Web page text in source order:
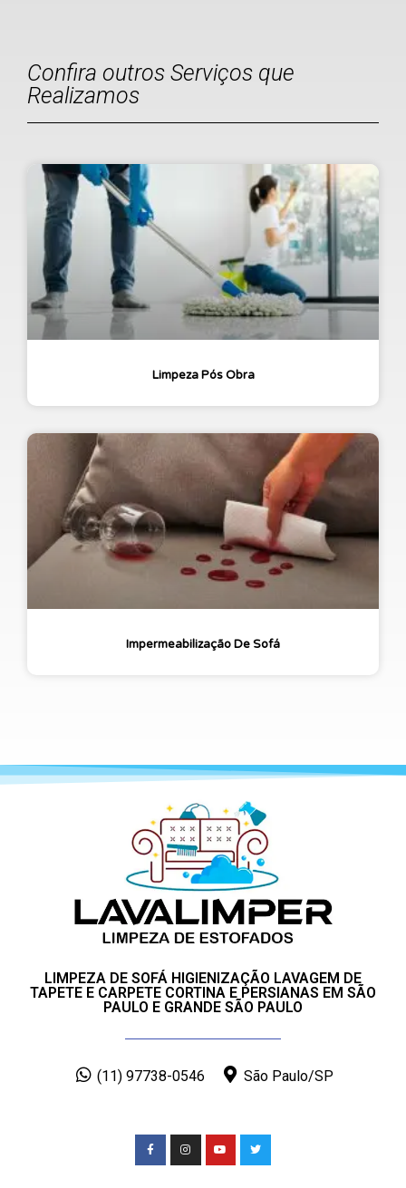
Confira outros Serviços que
Realizamos
Limpeza Pós Obra
Impermeabilização De Sofá
LIMPEZA DE SOFÁ HIGIENIZAÇÃO LAVAGEM DE
TAPETE E CARPETE CORTINA E PERSIANAS EM SÃO
PAULO E GRANDE SÃO PAULO
(11) 97738-0546 São Paulo/SP